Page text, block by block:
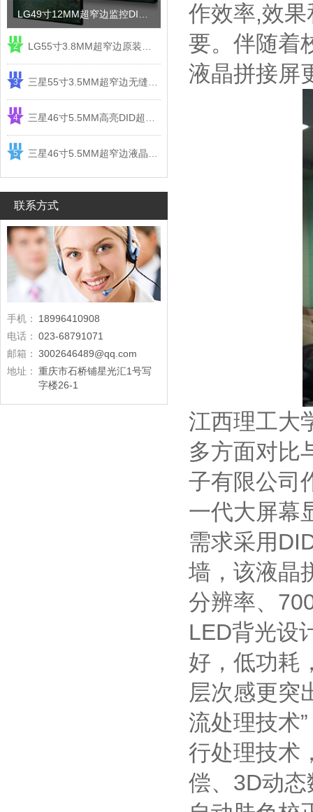
2
3
4
5
联系方式
手机：
18996410908
电话： 023-68791071
邮箱： 3002646489@qq.com
地址： 重庆市石桥铺星光汇1号写
字楼26-1
作效率,效
要。伴随着
液晶拼接屏
江西理工大
多方面对比
子有限公司
一代大屏幕
需求采用
墙，该液晶
分辨率、
LED背光设
好，低功耗
层次感更突
流处理技术
行处理技术
偿、3D动